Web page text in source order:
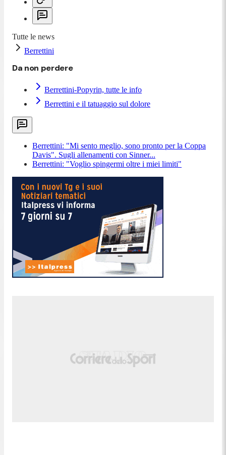
Tutte le news
Berrettini
Da non perdere
Berrettini-Popyrin, tutte le info
Berrettini e il tatuaggio sul dolore
Berrettini: "Mi sento meglio, sono pronto per la Coppa
Davis". Sugli allenamenti con Sinner...
Berrettini: "Voglio spingermi oltre i miei limiti"